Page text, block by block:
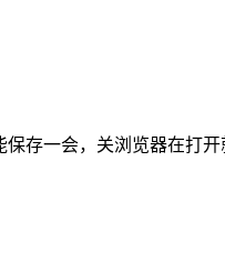
存一会，关浏览器在打开